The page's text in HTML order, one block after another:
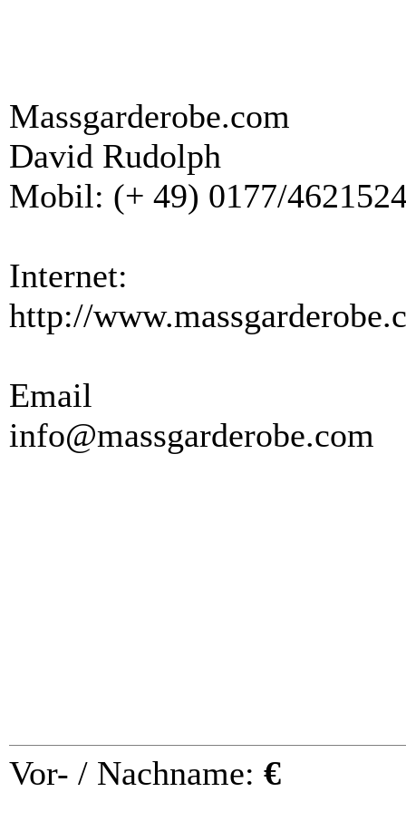
Massgarderobe.com
David Rudolph
Mobil: (+ 49) 0177/
Internet:
http://
Email
info@massgarderobe.com
Vor- / Nachname: €